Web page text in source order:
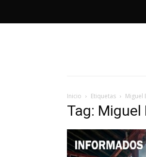
Inicio Etiquetas Miguel
Tag: